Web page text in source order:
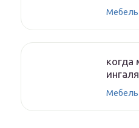
Мебель
когда
Мебель